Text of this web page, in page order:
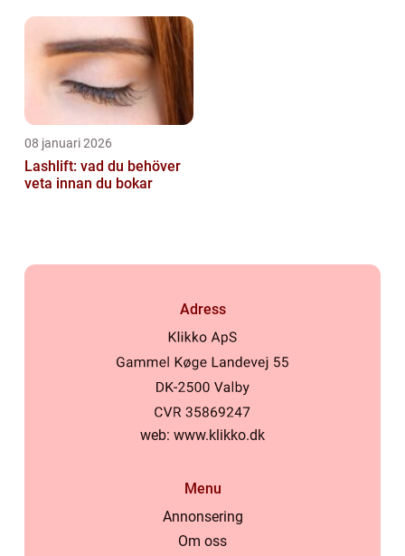
08 januari 2026
Lashlift: vad du behöver
veta innan du bokar
Adress
web: www.klikko.dk
Menu
Annonsering
Om oss